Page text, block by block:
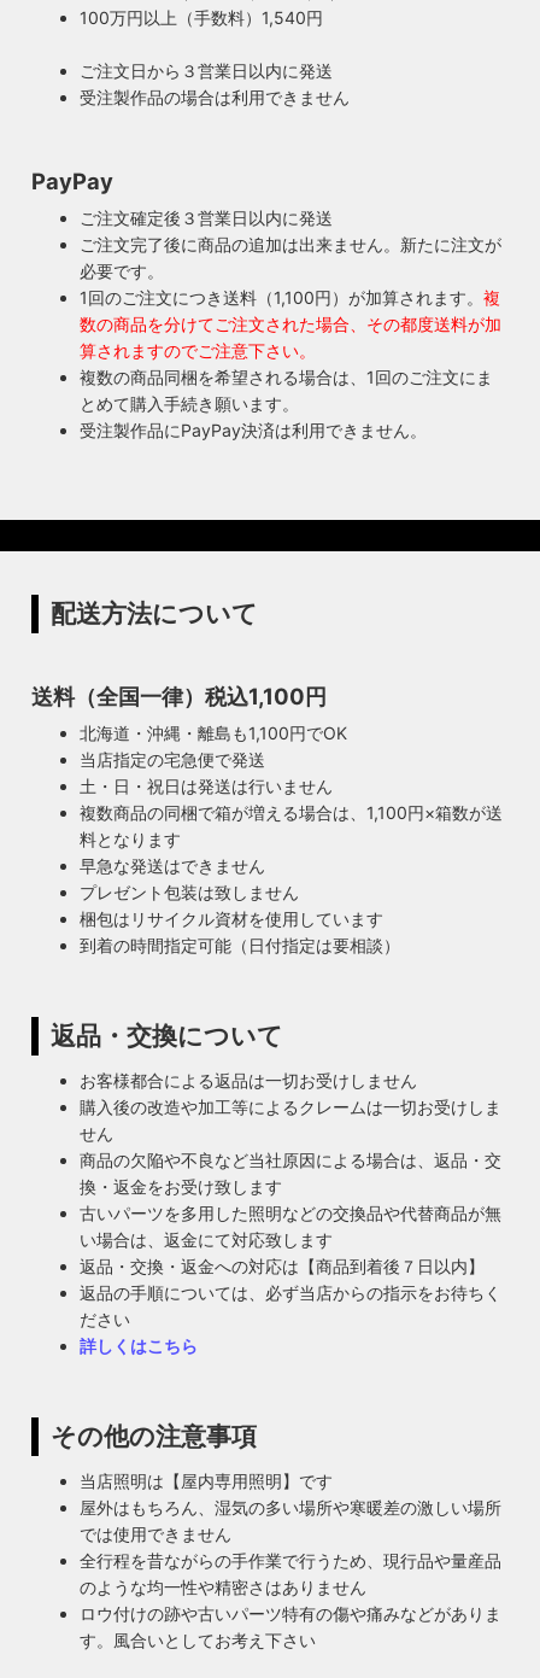
100万円以上（手数料）1,540円
ご注文日から３営業日以内に発送
受注製作品の場合は利用できません
PayPay
ご注文確定後３営業日以内に発送
ご注文完了後に商品の追加は出来ません。新たに注文が
必要です。
1回のご注文につき送料（1,100円）が加算されます。 複
数の商品を分けてご注文された場合、その都度送料が加
算されますのでご注意下さい。
複数の商品同梱を希望される場合は、1回のご注文にま
とめて購入手続き願います。
受注製作品にPayPay決済は利用できません。
配送方法について
送料（全国一律）税込1,100円
北海道・沖縄・離島も1,100円でOK
当店指定の宅急便で発送
土・日・祝日は発送は行いません
複数商品の同梱で箱が増える場合は、1,100円×箱数が送
料となります
早急な発送はできません
プレゼント包装は致しません
梱包はリサイクル資材を使用しています
到着の時間指定可能（日付指定は要相談）
返品・交換について
お客様都合による返品は一切お受けしません
購入後の改造や加工等によるクレームは一切お受けしま
せん
商品の欠陥や不良など当社原因による場合は、返品・交
換・返金をお受け致します
古いパーツを多用した照明などの交換品や代替商品が無
い場合は、返金にて対応致します
返品・交換・返金への対応は【商品到着後７日以内】
返品の手順については、必ず当店からの指示をお待ちく
ださい
詳しくはこちら
その他の注意事項
当店照明は【屋内専用照明】です
屋外はもちろん、湿気の多い場所や寒暖差の激しい場所
では使用できません
全行程を昔ながらの手作業で行うため、現行品や量産品
のような均一性や精密さはありません
ロウ付けの跡や古いパーツ特有の傷や痛みなどがありま
す。風合いとしてお考え下さい